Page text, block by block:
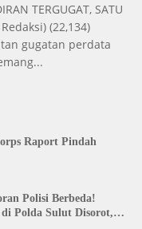
TERGUGAT, SATU
(22,134)
gugatan perdata
Raport Pindah
Polisi Berbeda!
Polda Sulut Disorot,